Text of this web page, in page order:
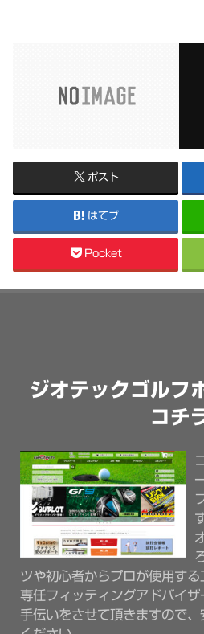
ポスト
はてブ
Pocket
ジオテックゴルフ
コチ
ツや初心者からプロが使用する
専任フィッティングアドバイ
手伝いをさせて頂きますので